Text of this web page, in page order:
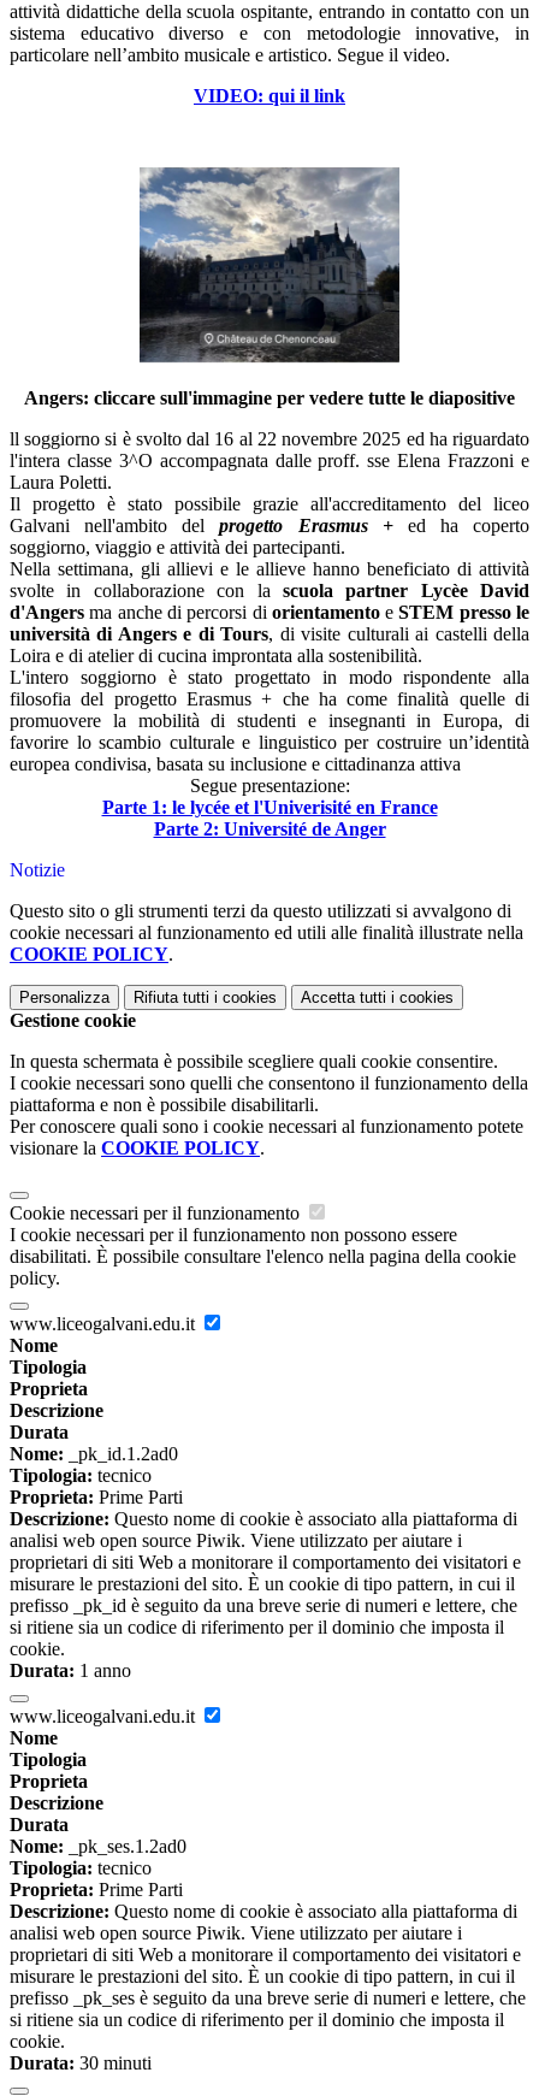
attività didattiche della scuola ospitante, entrando in contatto con un
sistema educativo diverso e con metodologie innovative, in
particolare nell’ambito musicale e artistico. Segue il video.
VIDEO: qui il link
Angers: cliccare sull'immagine per vedere tutte le diapositive
ll soggiorno si è svolto dal 16 al 22 novembre 2025 ed ha riguardato
l'intera classe 3^O accompagnata dalle proff. sse Elena Frazzoni e
Laura Poletti.
Il progetto è stato possibile grazie all'accreditamento del liceo
Galvani nell'ambito delprogetto Erasmus +ed ha coperto
soggiorno, viaggio e attività dei partecipanti.
Nella settimana, gli allievi e le allieve hanno beneficiato di attività
svolte in collaborazione con la scuola partner Lycèe David
d'Angers ma anche di percorsi di orientamentoeSTEM presso le
università di Angers e di Tours, di visite culturali ai castelli della
Loira e di atelier di cucina improntata alla sostenibilità.
L'intero soggiorno è stato progettato in modo rispondente alla
filosofia del progetto Erasmus + che ha come finalità quelle di
promuovere la mobilità di studenti e insegnanti in Europa, di
favorire lo scambio culturale e linguistico per costruire un’identità
europea condivisa, basata su inclusione e cittadinanza attiva
Segue presentazione:
Parte 1: le lycée et l'Univerisité en France
Parte 2: Université de Anger
Notizie
Questo sito o gli strumenti terzi da questo utilizzati si avvalgono di
cookie necessari al funzionamento ed utili alle finalità illustrate nella
COOKIE POLICY.
Personalizza Rifiuta tutti i cookies Accetta tutti i cookies
Gestione cookie
In questa schermata è possibile scegliere quali cookie consentire.
I cookie necessari sono quelli che consentono il funzionamento della
piattaforma e non è possibile disabilitarli.
Per conoscere quali sono i cookie necessari al funzionamento potete
visionare la COOKIE POLICY.
Cookie necessari per il funzionamento
I cookie necessari per il funzionamento non possono essere
disabilitati. È possibile consultare l'elenco nella pagina della cookie
policy.
www.liceogalvani.edu.it
Nome
Tipologia
Proprieta
Descrizione
Durata
Nome: _pk_id.1.2ad0
Tipologia: tecnico
Proprieta: Prime Parti
Descrizione: Questo nome di cookie è associato alla piattaforma di
analisi web open source Piwik. Viene utilizzato per aiutare i
proprietari di siti Web a monitorare il comportamento dei visitatori e
misurare le prestazioni del sito. È un cookie di tipo pattern, in cui il
prefisso _pk_id è seguito da una breve serie di numeri e lettere, che
si ritiene sia un codice di riferimento per il dominio che imposta il
cookie.
Durata: 1 anno
www.liceogalvani.edu.it
Nome
Tipologia
Proprieta
Descrizione
Durata
Nome: _pk_ses.1.2ad0
Tipologia: tecnico
Proprieta: Prime Parti
Descrizione: Questo nome di cookie è associato alla piattaforma di
analisi web open source Piwik. Viene utilizzato per aiutare i
proprietari di siti Web a monitorare il comportamento dei visitatori e
misurare le prestazioni del sito. È un cookie di tipo pattern, in cui il
prefisso _pk_ses è seguito da una breve serie di numeri e lettere, che
si ritiene sia un codice di riferimento per il dominio che imposta il
cookie.
Durata: 30 minuti